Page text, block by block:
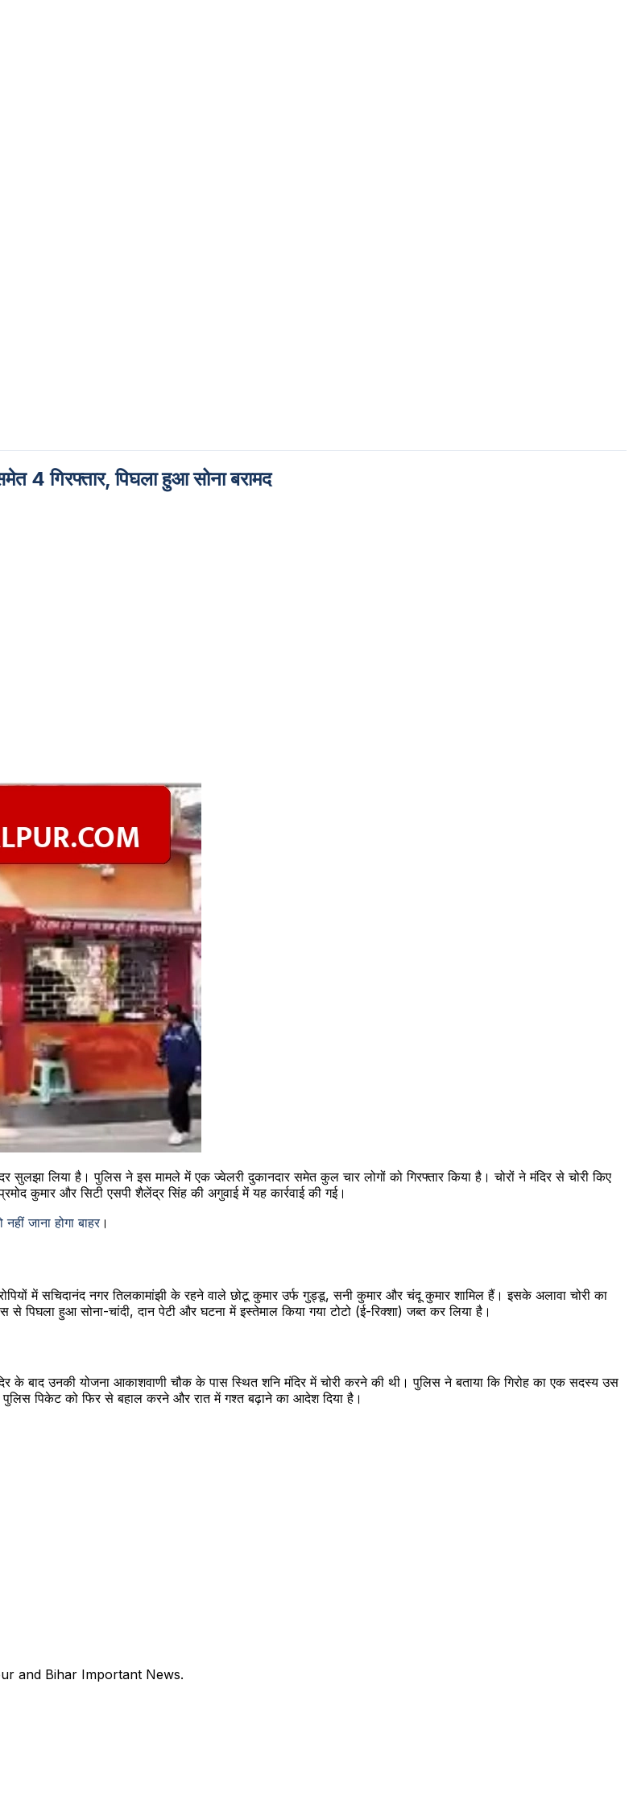
4 गिरफ्तार, पिघला हुआ सोना बरामद
लिया है। पुलिस ने इस मामले में एक ज्वेलरी दुकानदार समेत कुल चार लोगों को गिरफ्तार किया है। चोरों ने मंदिर से चोरी किए
कुमार और सिटी एसपी शैलेंद्र सिंह की अगुवाई में यह कार्रवाई की गई।
जाना होगा बाहर।
में सचिदानंद नगर तिलकामांझी के रहने वाले छोटू कुमार उर्फ गुड्डू, सनी कुमार और चंदू कुमार शामिल हैं। इसके अलावा चोरी का
पिघला हुआ सोना-चांदी, दान पेटी और घटना में इस्तेमाल किया गया टोटो (ई-रिक्शा) जब्त कर लिया है।
के बाद उनकी योजना आकाशवाणी चौक के पास स्थित शनि मंदिर में चोरी करने की थी। पुलिस ने बताया कि गिरोह का एक सदस्य उस
पिकेट को फिर से बहाल करने और रात में गश्त बढ़ाने का आदेश दिया है।
and Bihar Important News.